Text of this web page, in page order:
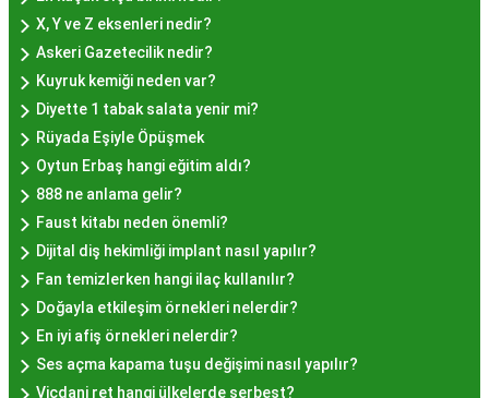
İstanbul genelinde birçok yerel işletme ve
tatları sevenler için Sultanahmet, Eminönü, ve
Eyüp gibi tarihi semtlerdeki lokantalarda Hayır
Lokması deneyimi daha da özel olabilir. Ayrıca,
Beyoğlu, Kadıköy, ve Beşiktaş gibi modern
semtlerde de bu lezzeti bulabilirsiniz.
Hayır Lokması Fiyatları
İstanbul'da Nasıl?
Hayır lokması fiyatları İstanbul
mekanlara ve sunulan hizmete göre değişiklik
X, Y ve Z eksenleri nedir?
Askeri Gazetecilik nedir?
Kuyruk kemiği neden var?
Diyette 1 tabak salata yenir mi?
Rüyada Eşiyle Öpüşmek
Oytun Erbaş hangi eğitim aldı?
888 ne anlama gelir?
Faust kitabı neden önemli?
Dijital diş hekimliği implant nasıl yapılır?
Fan temizlerken hangi ilaç kullanılır?
Doğayla etkileşim örnekleri nelerdir?
En iyi afiş örnekleri nelerdir?
Ses açma kapama tuşu değişimi nasıl yapılır?
Vicdani ret hangi ülkelerde serbest?